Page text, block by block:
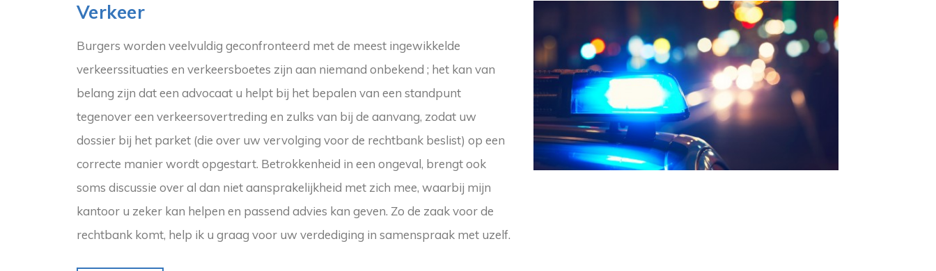
Verkeer
Burgers worden veelvuldig geconfronteerd met de meest ingewikkelde
verkeerssituaties en verkeersboetes zijn aan niemand onbekend ; het kan van
belang zijn dat een advocaat u helpt bij het bepalen van een standpunt
tegenover een verkeersovertreding en zulks van bij de aanvang, zodat uw
dossier bij het parket (die over uw vervolging voor de rechtbank beslist) op een
correcte manier wordt opgestart. Betrokkenheid in een ongeval, brengt ook
soms discussie over al dan niet aansprakelijkheid met zich mee, waarbij mijn
kantoor u zeker kan helpen en passend advies kan geven. Zo de zaak voor de
rechtbank komt, help ik u graag voor uw verdediging in samenspraak met uzelf.